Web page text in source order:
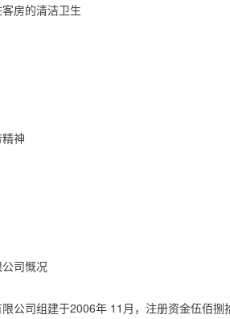
住客房的清洁卫生
耐劳精神
司慨况
公司组建于2006年 11月，注册资金伍佰